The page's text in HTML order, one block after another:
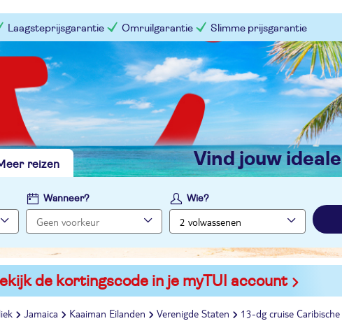
Laagsteprijsgarantie Omruilgarantie Slimme prijsgarantie
reizen vind jouw
Wanneer? Wie?
de kortingscode in je myTUI account
Jamaica Kaaiman Eilanden Verenigde Staten 13-dg cruise Caribische